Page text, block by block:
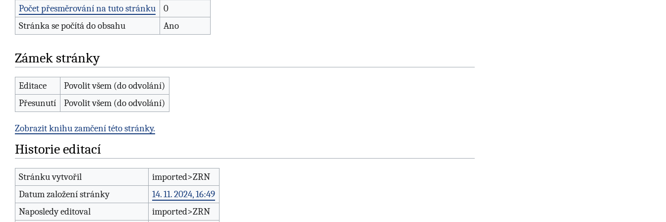
Počet přesměrování na tuto stránku
0
Stránka se počítá do obsahu
Ano
Zámek stránky
Editace
Povolit všem (do odvolání)
Přesunutí
Povolit všem (do odvolání)
Zobrazit knihu zamčení této stránky.
Historie editací
Stránku vytvořil
imported>ZRN
Datum založení stránky
14. 11. 2024, 16:49
Naposledy editoval
imported>ZRN